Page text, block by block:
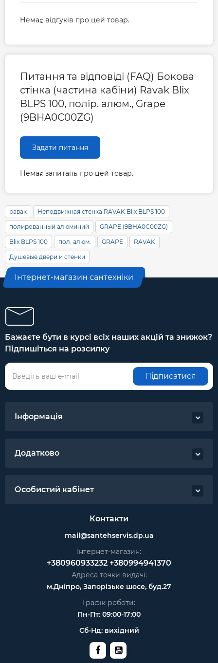
Немає відгуків про цей товар.
Питання та відповіді (FAQ) Бокова
стінка (частина кабіни) Ravak Blix
BLPS 100, полір. алюм., Grape
(9BHA0C00ZG)
Задати питання
Немає запитань про цей товар.
равак Неподвижная стенка RAVAK Blix BLPS 100
полированный алюминий GRAPE (9BHA0C00ZG)
Blix BLPS 100 пол. алюм. GRAPE RAVAK
Душевые двери и стенки
Інтернет-магазин сантехніки
Бажаєте бути в курсі всіх наших акцій та знижок?
Підпишіться на розсилку
Підписатися
Інформація
Додатково
Особистий кабінет
Контакти
mail@santehservis.dp.ua
Інтернет-магазин:
+380960933232 +380994941370
Адреса точки видачі:
м.Дніпро, Запорізьке шосе, буд.27
Графік роботи:
Пн-Пт: 09:00-17:00
Сб-Нд: вихідний